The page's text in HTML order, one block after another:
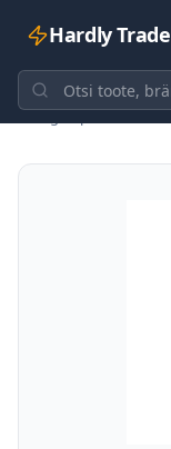
Hardly Trade
Tagasi poodi